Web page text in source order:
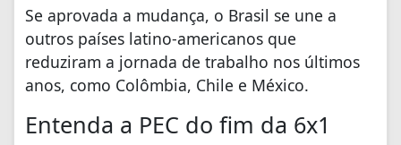
Se aprovada a mudança, o Brasil se une a
outros países latino-americanos que
reduziram a jornada de trabalho nos últimos
anos, como Colômbia, Chile e México.
Entenda a PEC do fim da 6x1